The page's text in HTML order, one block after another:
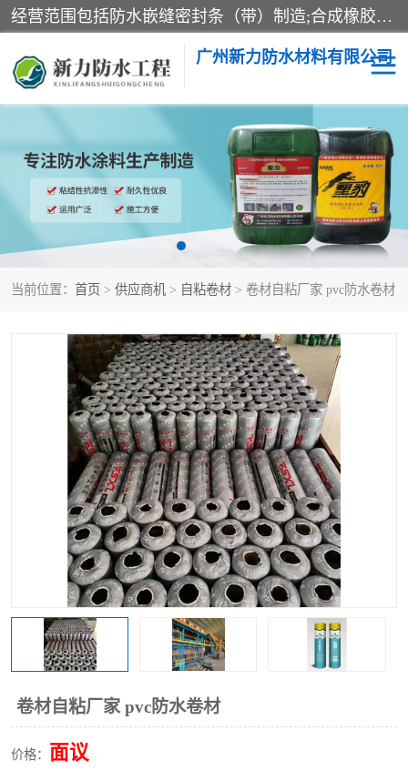
经营范围包括防水嵌缝密封条（带）制造;合成橡胶制造（监控化学品、危险化学品除外）;沥青混合物制造;防水胶粘带制造;其他合成材料制造（监控化学品、危险化学品除外）;涂料制造（监控化学品、危险化学品除外）;建筑结构防水补漏;防水建筑材料制造;粘合剂制造（监控化学品、危险化学品除外）;涂料零售;广州新力防水材料有限公司具有1处分支机构。
广州新力防水材料有限公司
当前位置： 首页 > 供应商机 > 自粘卷材 > 卷材自粘厂家 pvc防水卷材
卷材自粘厂家 pvc防水卷材
价格： 面议
黑豹防水胶 建筑108胶水
乳化沥青防水涂料 自粘卷材
非固化橡胶防水涂料